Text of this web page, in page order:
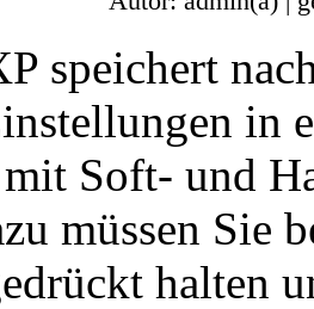
speichert
in
Soft- und
müssen Sie
halten